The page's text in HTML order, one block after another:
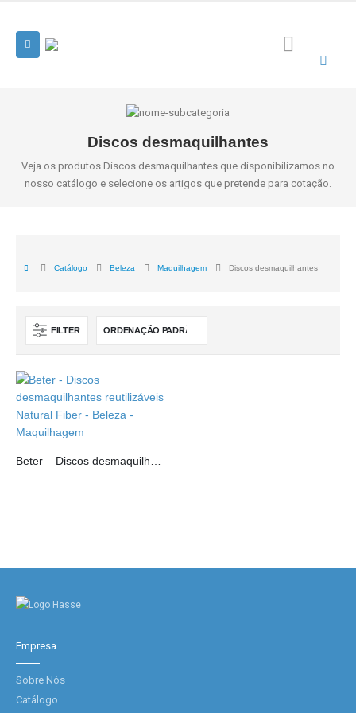
Discos desmaquilhantes
Veja os produtos Discos desmaquilhantes que disponibilizamos no
nosso catálogo e selecione os artigos que pretende para cotação.
Catálogo Beleza Maquilhagem Discos desmaquilhantes
FILTER
Empresa
Sobre Nós
Catálogo